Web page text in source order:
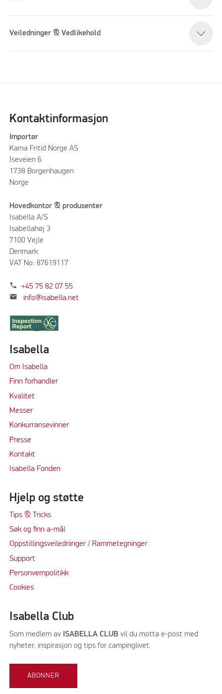
Veiledninger & Vedlikehold
Kontaktinformasjon
Importør
Kama Fritid Norge AS
Iseveien 6
1738 Borgenhaugen
Norge
Hovedkontor & produsenter
Isabella A/S
Isabellahøj 3
7100 Vejle
Denmark
VAT No: 87619117
phone +45 75 82 07 55
mail info@isabella.net
Isabella
Om Isabella
Finn forhandler
Kvalitet
Messer
Konkurransevinner
Presse
Kontakt
Isabella Fonden
Hjelp og støtte
Tips & Tricks
Søk og finn a-mål
Oppstillingsveiledninger / Rammetegninger
Support
Personvernpolitikk
Cookies
Isabella Club
Som medlem avISABELLA CLUB vil du motta e-post med
nyheter, inspirasjon og tips for campinglivet.
ABONNER